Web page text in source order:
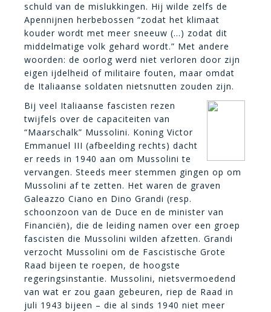
schuld van de mislukkingen. Hij wilde zelfs de
Apennijnen herbebossen “zodat het klimaat
kouder wordt met meer sneeuw (…) zodat dit
middelmatige volk gehard wordt.” Met andere
woorden: de oorlog werd niet verloren door zijn
eigen ijdelheid of militaire fouten, maar omdat
de Italiaanse soldaten nietsnutten zouden zijn.
Bij veel Italiaanse fascisten rezen
twijfels over de capaciteiten van
“Maarschalk” Mussolini. Koning Victor
Emmanuel III (afbeelding rechts) dacht
er reeds in 1940 aan om Mussolini te
vervangen. Steeds meer stemmen gingen op om
Mussolini af te zetten. Het waren de graven
Galeazzo Ciano en Dino Grandi (resp.
schoonzoon van de Duce en de minister van
Financiën), die de leiding namen over een groep
fascisten die Mussolini wilden afzetten. Grandi
verzocht Mussolini om de Fascistische Grote
Raad bijeen te roepen, de hoogste
regeringsinstantie. Mussolini, nietsvermoedend
van wat er zou gaan gebeuren, riep de Raad in
juli 1943 bijeen – die al sinds 1940 niet meer